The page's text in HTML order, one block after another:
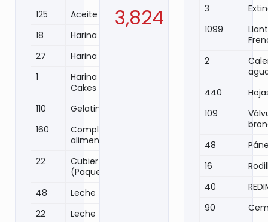
125
Aceite
18
Harina de maíz
27
Harina Trigo
1
Harina Hot
Cakes
110
Gelatina
160
Complementos
alimenticios
22
Cubiertos
(Paquetes)
48
Leche (Litros)
22
Leche (Polvo)
3,824
3
1099
2
440
109
48
16
40
90